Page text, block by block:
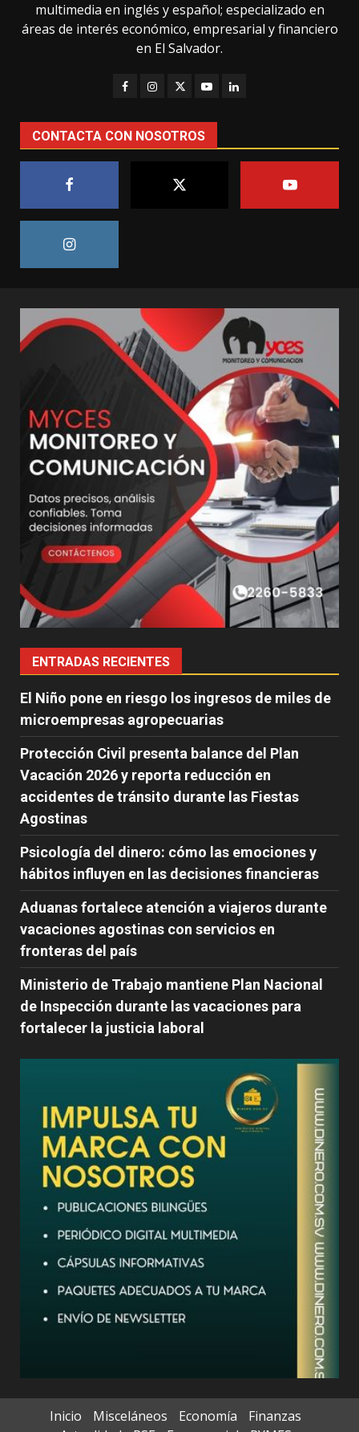
multimedia en inglés y español; especializado en
áreas de interés económico, empresarial y financiero
en El Salvador.
CONTACTA CON NOSOTROS
ENTRADAS RECIENTES
El Niño pone en riesgo los ingresos de miles de
microempresas agropecuarias
Protección Civil presenta balance del Plan
Vacación 2026 y reporta reducción en
accidentes de tránsito durante las Fiestas
Agostinas
Psicología del dinero: cómo las emociones y
hábitos influyen en las decisiones financieras
Aduanas fortalece atención a viajeros durante
vacaciones agostinas con servicios en
fronteras del país
Ministerio de Trabajo mantiene Plan Nacional
de Inspección durante las vacaciones para
fortalecer la justicia laboral
Inicio Misceláneos Economía
Finanzas